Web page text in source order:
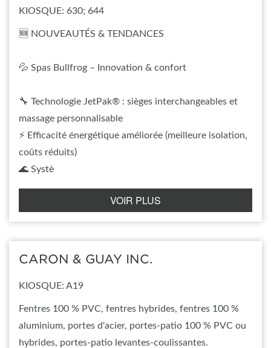
KIOSQUE: 630; 644
🆕 NOUVEAUTÉS & TENDANCES
💦 Spas Bullfrog – Innovation & confort
🔧 Technologie JetPak® : sièges interchangeables et
massage personnalisable
⚡ Efficacité énergétique améliorée (meilleure isolation,
coûts réduits)
🌊 Systè
VOIR PLUS
CARON & GUAY INC.
KIOSQUE: A19
Fentres 100 % PVC, fentres hybrides, fentres 100 %
aluminium, portes d'acier, portes-patio 100 % PVC ou
hybrides, portes-patio levantes-coulissantes.